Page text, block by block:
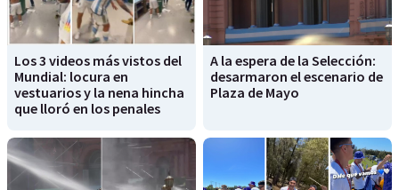
Los 3 videos más vistos del
Mundial: locura en
vestuarios y la nena hincha
que lloró en los penales
A la espera de la Selección:
desarmaron el escenario de
Plaza de Mayo